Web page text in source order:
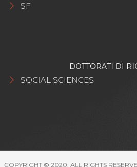
SF
DOTTORATI DI
SOCIAL SCIENCES
COPYRIGHT © 2020. ALL RIGHTS